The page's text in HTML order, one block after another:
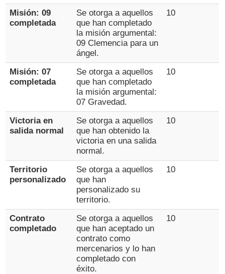
Misión: 09
completada
Se otorga a aquellos
que han completado
la misión argumental:
09 Clemencia para un
ángel.
10
Misión: 07
completada
Se otorga a aquellos
que han completado
la misión argumental:
07 Gravedad.
10
Victoria en
salida normal
Se otorga a aquellos
que han obtenido la
victoria en una salida
normal.
10
Territorio
personalizado
Se otorga a aquellos
que han
personalizado su
territorio.
10
Contrato
completado
Se otorga a aquellos
que han aceptado un
contrato como
mercenarios y lo han
completado con
éxito.
10